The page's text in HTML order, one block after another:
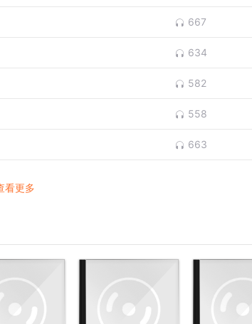
667
634
582
558
663
看更多